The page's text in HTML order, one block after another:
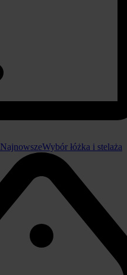
NajnowszeWybór łóżka i stelaża